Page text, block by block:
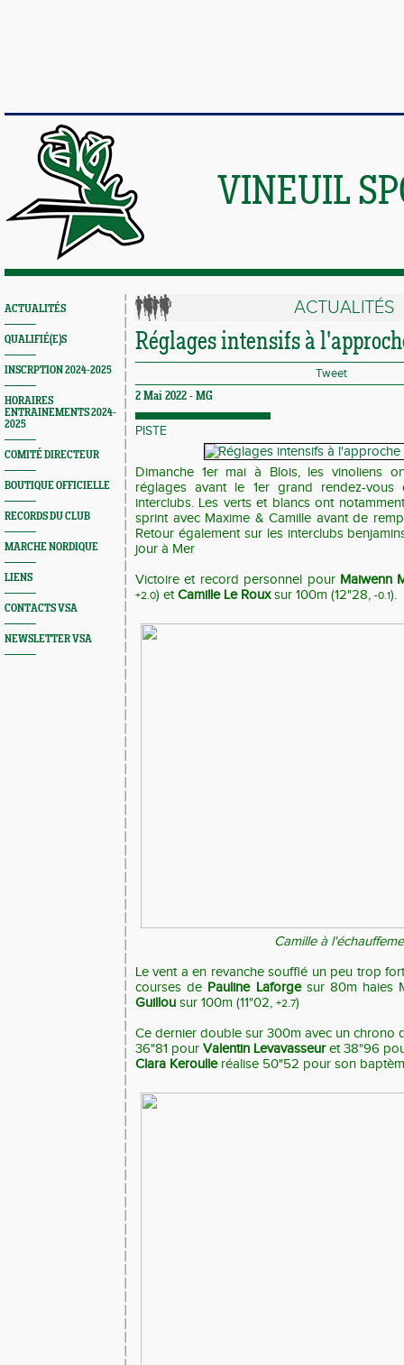
VINEUIL
ACTUALITÉS
QUALIFIÉ(E)S
INSCRPTION 2024-2025
HORAIRES
ENTRAINEMENTS 2024-
2025
COMITÉ DIRECTEUR
BOUTIQUE OFFICIELLE
RECORDS DU CLUB
MARCHE NORDIQUE
LIENS
CONTACTS VSA
NEWSLETTER VSA
ACTUALITÉS
Réglages intensifs à
Tweet
2 Mai 2022 - MG
PISTE
Dimanche 1er mai à Blois, les vinoliens
réglages avant le 1er grand rendez-
interclubs. Les verts et blancs ont
sprint avec Maxime & Camille avant de
Retour également sur les interclubs
jour à Mer
Victoire et record personnel pour Maiwenn
+2.0) etCamille Le Rouxsur 100m (12"28, -0.1).
Camille à
Le vent a en revanche soufflé un peu trop
courses de Pauline Laforgesur 80m haies
Guillou sur 100m (11"02, +2.7)
Ce dernier double sur 300m avec un chrono
36"81 pour Valentin Levavasseuret 38"96
Clara Keroulleréalise 50"52 pour son